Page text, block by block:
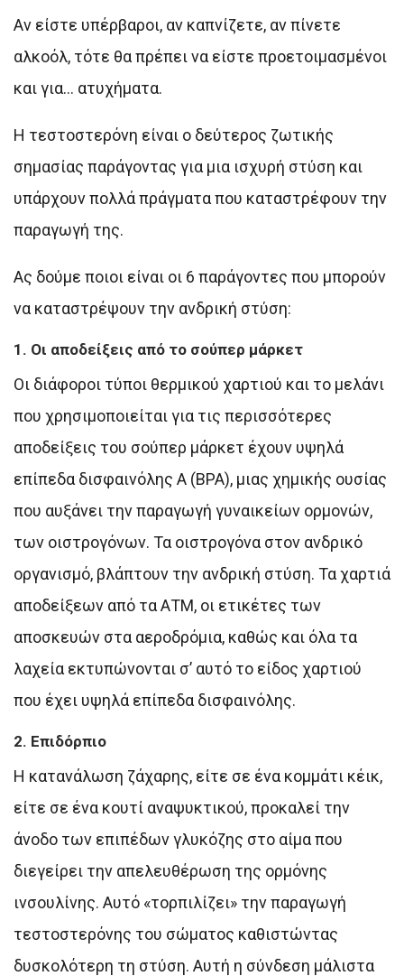
Αν είστε υπέρβαροι, αν καπνίζετε, αν πίνετε
αλκοόλ, τότε θα πρέπει να είστε προετοιμασμένοι
και για… ατυχήματα.
Η τεστοστερόνη είναι ο δεύτερος ζωτικής
σημασίας παράγοντας για μια ισχυρή στύση και
υπάρχουν πολλά πράγματα που καταστρέφουν την
παραγωγή της.
Ας δούμε ποιοι είναι οι 6 παράγοντες που μπορούν
να καταστρέψουν την ανδρική στύση:
1. Οι αποδείξεις από το σούπερ μάρκετ
Οι διάφοροι τύποι θερμικού χαρτιού και το μελάνι
που χρησιμοποιείται για τις περισσότερες
αποδείξεις του σούπερ μάρκετ έχουν υψηλά
επίπεδα δισφαινόλης Α (ΒPA), μιας χημικής ουσίας
που αυξάνει την παραγωγή γυναικείων ορμονών,
των οιστρογόνων. Τα οιστρογόνα στον ανδρικό
οργανισμό, βλάπτουν την ανδρική στύση. Τα χαρτιά
αποδείξεων από τα ΑΤΜ, οι ετικέτες των
αποσκευών στα αεροδρόμια, καθώς και όλα τα
λαχεία εκτυπώνονται σ’ αυτό το είδος χαρτιού
που έχει υψηλά επίπεδα δισφαινόλης.
2. Επιδόρπιο
Η κατανάλωση ζάχαρης, είτε σε ένα κομμάτι κέικ,
είτε σε ένα κουτί αναψυκτικού, προκαλεί την
άνοδο των επιπέδων γλυκόζης στο αίμα που
διεγείρει την απελευθέρωση της ορμόνης
ινσουλίνης. Αυτό «τορπιλίζει» την παραγωγή
τεστοστερόνης του σώματος καθιστώντας
δυσκολότερη τη στύση. Αυτή η σύνδεση μάλιστα